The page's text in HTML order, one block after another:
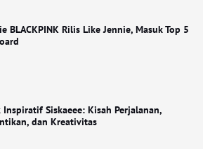
BLACKPINK Rilis Like Jennie, Masuk Top 5
Inspiratif Siskaeee: Kisah Perjalanan,
dan Kreativitas